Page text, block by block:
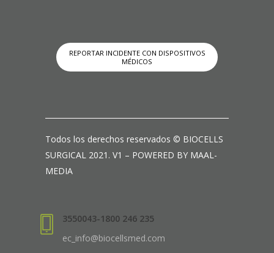
REPORTAR INCIDENTE CON DISPOSITIVOS
MÉDICOS
Todos los derechos reservados © BIOCELLS
SURGICAL 2021. V1 – POWERED BY MAAL-
MEDIA
3550043-1800 246 235
ec_info@biocellsmed.com